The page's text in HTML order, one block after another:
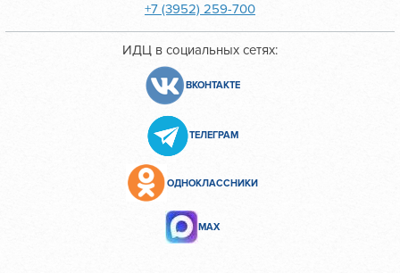
+7 (3952) 259-700
ИДЦ в социальных сетях:
ВКОНТАКТЕ
ТЕЛЕГРАМ
ОДНОКЛАССНИКИ
МАХ